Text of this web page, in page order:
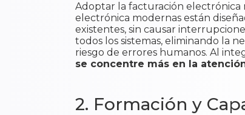
Adoptar la facturación electrónica
electrónica modernas están
existentes, sin causar
todos los sistemas, eliminando la
riesgo de errores humanos. Al
se concentre más en la
2. Formación y